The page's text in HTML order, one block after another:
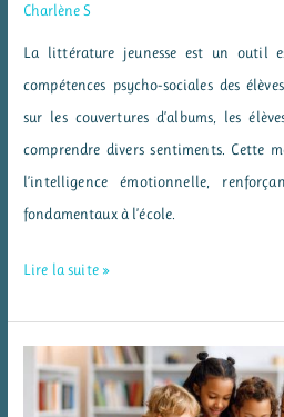
Charlène S
La littérature jeunesse est un outil
compétences psycho-sociales des
sur les couvertures d’albums, les
comprendre divers sentiments. Cette
l’intelligence émotionnelle,
fondamentaux à l’école.
Apprendre
les
Lire la suite »